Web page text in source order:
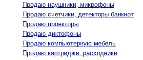
Продаю наушники, микрофоны
Продаю счетчики, детекторы банкнот
Продаю проекторы
Продаю диктофоны
Продаю компьютерную мебель
Продаю картриджи, расходники